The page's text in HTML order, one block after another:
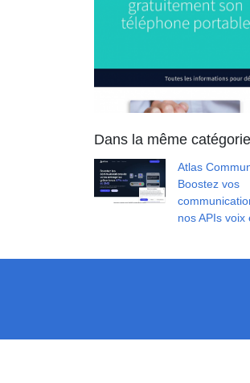
Dans la même catégorie
Atlas
Boostez vos
nos APIs voix